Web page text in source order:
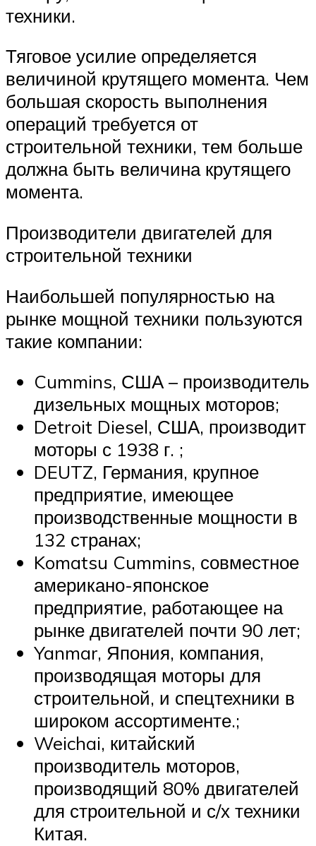
техники.
Тяговое усилие определяется
величиной крутящего момента. Чем
большая скорость выполнения
операций требуется от
строительной техники, тем больше
должна быть величина крутящего
момента.
Производители двигателей для
строительной техники
Наибольшей популярностью на
рынке мощной техники пользуются
такие компании:
Cummins, США – производитель
дизельных мощных моторов;
Detroit Diesel, США, производит
моторы с 1938 г. ;
DEUTZ, Германия, крупное
предприятие, имеющее
производственные мощности в
132 странах;
Komatsu Cummins, совместное
американо-японское
предприятие, работающее на
рынке двигателей почти 90 лет;
Yanmar, Япония, компания,
производящая моторы для
строительной, и спецтехники в
широком ассортименте.;
Weichai, китайский
производитель моторов,
производящий 80% двигателей
для строительной и с/х техники
Китая.